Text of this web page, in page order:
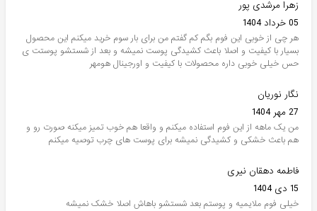
زهرا مرشدی پور
05 خرداد 1404
هر چی از خوبی این فوم بگم کم گفتم من برای بار سوم خرید میکنم این محصول
بسیار با کیفیت و اصلا باعث کشیدگی پوست نمیشه و بعد از شستشو پوستت ی
حس خیلی خوبی داره محصولات با کیفیت و اورجینال هومهر
نگار نوریان
27 مهر 1404
من یک ماهه از این فوم استفاده میکنم و واقعا هم خوب تمیز میکنه صورت رو و
هم باعث خشکی و کشیدگی نمیشه برای پوست های چرب توصیه میکنم
فاطمه دهقان نیری
15 دی 1404
خیلی فوم ملایمیه و پوستم بعد شستشو باهاش اصلا خشک نمیشه